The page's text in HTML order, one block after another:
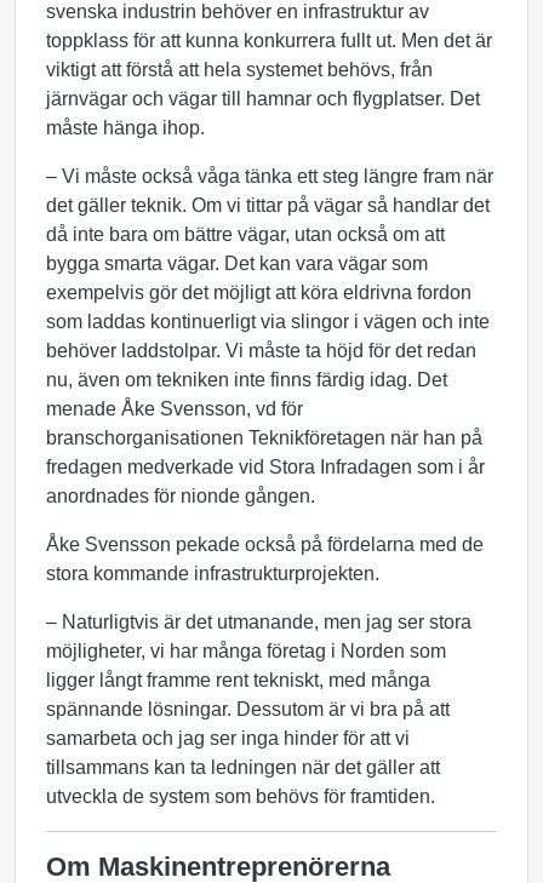
svenska industrin behöver en infrastruktur av
toppklass för att kunna konkurrera fullt ut. Men det är
viktigt att förstå att hela systemet behövs, från
järnvägar och vägar till hamnar och flygplatser. Det
måste hänga ihop.
– Vi måste också våga tänka ett steg längre fram när
det gäller teknik. Om vi tittar på vägar så handlar det
då inte bara om bättre vägar, utan också om att
bygga smarta vägar. Det kan vara vägar som
exempelvis gör det möjligt att köra eldrivna fordon
som laddas kontinuerligt via slingor i vägen och inte
behöver laddstolpar. Vi måste ta höjd för det redan
nu, även om tekniken inte finns färdig idag. Det
menade Åke Svensson, vd för
branschorganisationen Teknikföretagen när han på
fredagen medverkade vid Stora Infradagen som i år
anordnades för nionde gången.
Åke Svensson pekade också på fördelarna med de
stora kommande infrastrukturprojekten.
– Naturligtvis är det utmanande, men jag ser stora
möjligheter, vi har många företag i Norden som
ligger långt framme rent tekniskt, med många
spännande lösningar. Dessutom är vi bra på att
samarbeta och jag ser inga hinder för att vi
tillsammans kan ta ledningen när det gäller att
utveckla de system som behövs för framtiden.
Om Maskinentreprenörerna